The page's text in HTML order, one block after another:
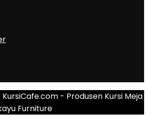
- Produsen Kursi Meja
Furniture